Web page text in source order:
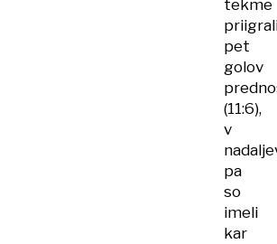
tekme
pet
golov
(11:6),
v
pa
so
imeli
kar